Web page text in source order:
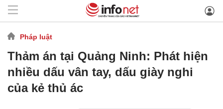
Pháp luật
Thảm án tại Quảng Ninh: Phát hiện
nhiều dấu vân tay, dấu giày nghi
của kẻ thủ ác